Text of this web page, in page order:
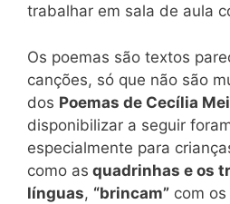
trabalhar em sala de aula
Os poemas são textos
canções, só que não são
dos Poemas de Cecília
disponibilizar a seguir
especialmente para
como as quadrinhas e os
línguas, “brincam” com